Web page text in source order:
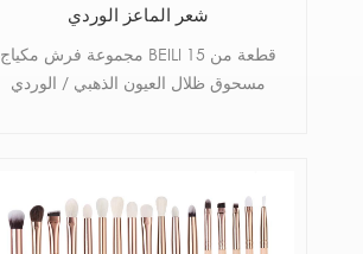
شعر الماعز الوردي
مجموعة فرش مكياج BEILI 15 قطعة من
مسحوق ظلال العيون الذهبي / الوردي